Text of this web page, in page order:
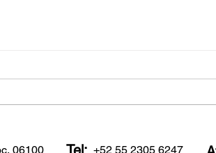
06100 +52 55 2305 6247